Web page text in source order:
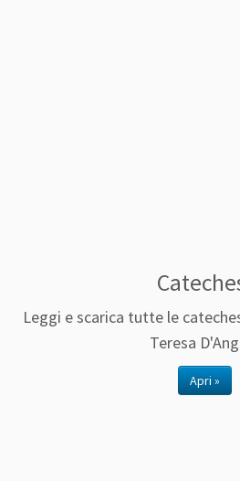
Leggi e scarica tutte le
Teresa
Apri »